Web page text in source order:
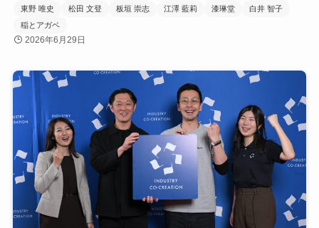
東野 唯史
松田 文登 板垣 崇志 江澤 藍莉 漆琳堂
白井 智子
稲とアガベ
2026年6月29日